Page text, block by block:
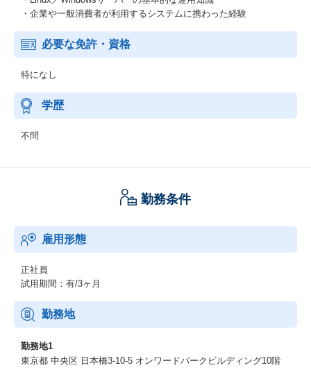
・企業や一般消費者が利用するシステムに携わった経験
必要な免許・資格
特になし
学歴
不問
勤務条件
雇用形態
正社員
試用期間：有/3ヶ月
勤務地
勤務地1
東京都 中央区 日本橋3-10-5 オンワードパークビルディング10階